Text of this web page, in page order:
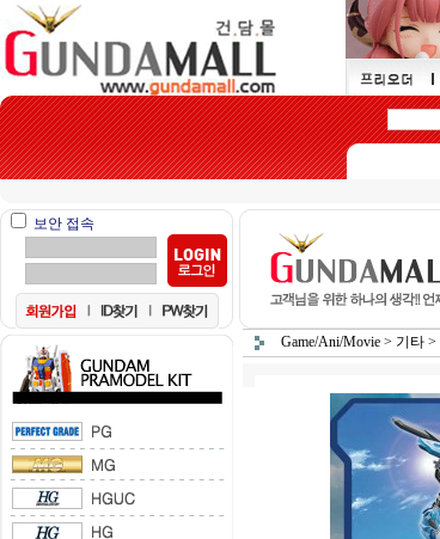
보안 접속
Game/Ani/Movie > 기타 >